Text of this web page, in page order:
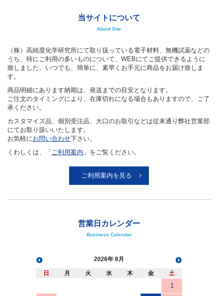
当サイトについて
About Site
（株）高純度化学研究所にて取り扱っている電子材料、無機試薬などの
うち、特にご利用の多いものについて、WEBにてご提供できるように
致しました。いつでも、簡単に、素早くお手元に商品をお届け致しま
す。
商品明細にあります納期は、発送までの目安となります。
ご注文のタイミングにより、在庫切れになる場合もありますので、ご了
承ください。
カスタマイズ品、個別受注品、大口のお取引などは従来通り弊社営業部
にてお取り扱いいたします。
お気軽にお問い合わせ下さい。
くわしくは、「 ご利用案内 」をご覧ください。
ご利用案内を見る
営業日カレンダー
Business Calendar
2026 8月
日 月 火 水 木 金 土
1